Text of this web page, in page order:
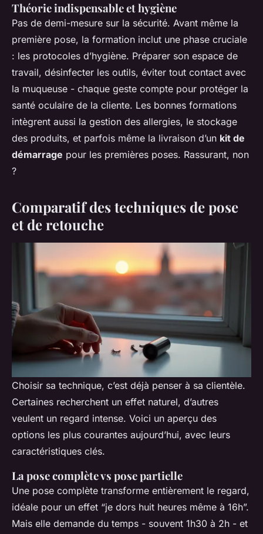
Théorie indispensable et hygiène
Pas de demi-mesure sur la sécurité. Avant même la
première pose, la formation inclut une phase cruciale
: les protocoles d’hygiène. Préparer son espace de
travail, désinfecter les outils, éviter tout contact avec
la muqueuse - chaque geste compte pour protéger la
santé oculaire de la cliente. Les bonnes formations
intègrent aussi la gestion des allergies, le stockage
des produits, et parfois même la livraison d’un kit de
démarrage pour les premières poses. Rassurant, non
?
Comparatif des techniques de pose
et de retouche
Choisir sa technique, c’est déjà penser à sa clientèle.
Certaines recherchent un effet naturel, d’autres
veulent un regard intense. Voici un aperçu des
options les plus courantes aujourd’hui, avec leurs
caractéristiques clés.
La pose complète vs pose partielle
Une pose complète transforme entièrement le regard,
idéale pour un effet “je dors huit heures même à 16h”.
Mais elle demande du temps - souvent 1h30 à 2h - et